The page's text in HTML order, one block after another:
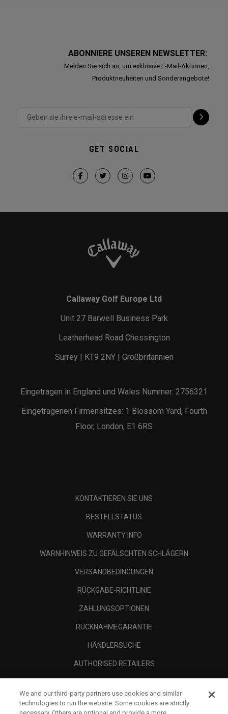
ABONNIERE UNSEREN NEWSLETTER:
Melden Sie sich an, um exklusive E-Mail-Aktionen,
Produktneuheiten und Sonderangebote!
GET SOCIAL
Callaway Golf Europe Ltd
Unit 27 Barwell Business Park
Leatherhead Road Chessington
Surrey | KT9 2NY | Großbritannien
Eingetragen in England und Wales Nummer: 2756321
Eingetragenen Firmensitzes: 1 Blossom Yard, Fourth
Floor, London, E1 6RS
KONTAKTIEREN SIE UNS
BESTELLSTATUS
WARRANTY INFO
WARNHINWEIS ZU GEFÄLSCHTEN SCHLÄGERN
VERSANDBEDINGUNGEN
RÜCKGABE-RICHTLINIE
ZAHLUNGSOPTIONEN
RÜCKNAHMEGARANTIE
HÄNDLERSUCHE
AUTHORISED RETAILERS
UNTERNEHMENSPROFIL
We and our third-party partners use cookies and similar
technologies to run the website. Some cookies are strictly